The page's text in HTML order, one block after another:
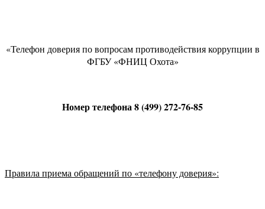
«Телефон доверия по вопросам противодействия коррупции в
ФГБУ «ФНИЦ Охота»
Номер телефона 8 (499) 272-76-85
Правила приема обращений по «телефону доверия»: